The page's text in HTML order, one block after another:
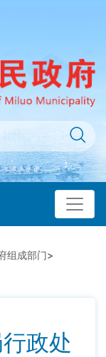
组成部门>
政处